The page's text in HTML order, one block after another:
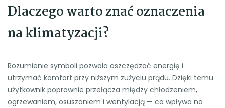
Dlaczego warto znać oznaczenia
na klimatyzacji?
Rozumienie symboli pozwala oszczędzać energię i
utrzymać komfort przy niższym zużyciu prądu. Dzięki temu
użytkownik poprawnie przełącza między chłodzeniem,
ogrzewaniem, osuszaniem i wentylacją — co wpływa na